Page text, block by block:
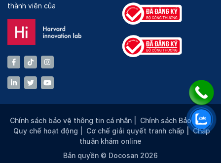
thành viên của
Chính sách bảo vệ thông tin cá nhân Chính sách Bảo mật |
Quy chế hoạt động
Cơ chế giải quyết tranh chấp |Chấp
thuận khám online
Bản quyền © Docosan 2026